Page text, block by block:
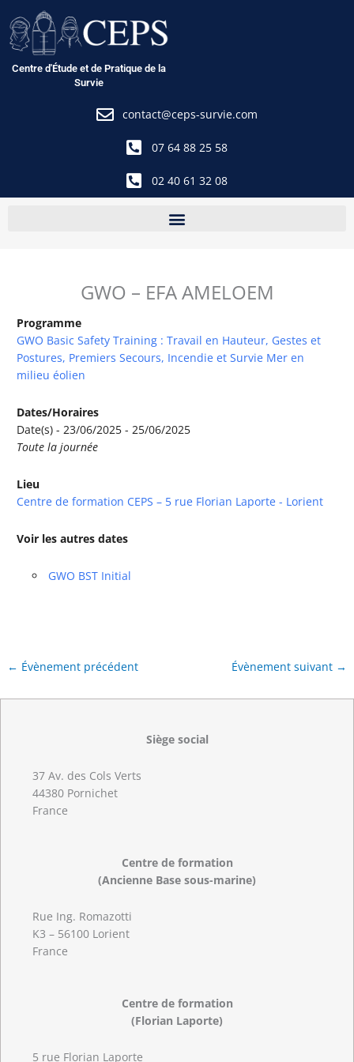
au
contenu
Centre d'Étude et de Pratique de la
Survie
contact@ceps-survie.com
07 64 88 25 58
02 40 61 32 08
GWO – EFA AMELOEM
Programme
GWO Basic Safety Training : Travail en Hauteur, Gestes et
Postures, Premiers Secours, Incendie et Survie Mer en
milieu éolien
Dates/Horaires
Date(s) - 23/06/2025 - 25/06/2025
Toute la journée
Lieu
Centre de formation CEPS – 5 rue Florian Laporte - Lorient
Voir les autres dates
GWO BST Initial
← Évènement précédent Évènement suivant →
Siège social
37 Av. des Cols Verts
44380 Pornichet
France
Centre de formation
(Ancienne Base sous-marine)
Rue Ing. Romazotti
K3 – 56100 Lorient
France
Centre de formation
(Florian Laporte)
5 rue Florian Laporte